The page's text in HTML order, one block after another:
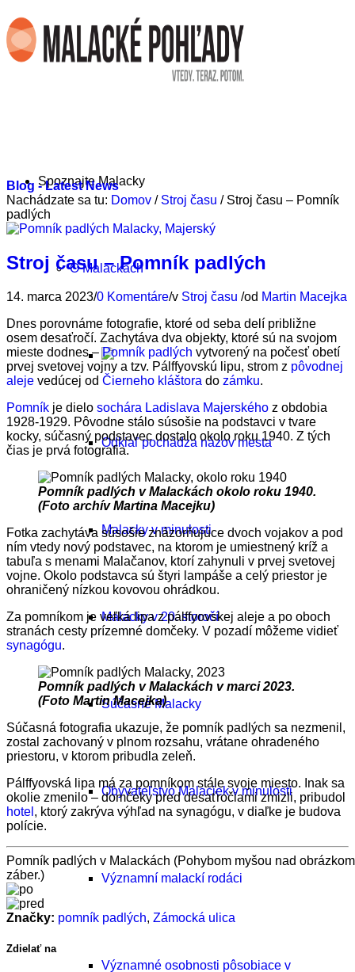
Spoznajte Malacky
O Malackách
Odkiaľ pochádza názov mesta
Malacky v minulosti
Malacky v 20. storočí
Súčasné Malacky
Obyvateľstvo Malaciek v minulosti
Významní malackí rodáci
Významné osobnosti pôsobiace v
Blog - Latest News
Nachádzate sa tu: Domov / Stroj času / Stroj času – Pomník
padlých
Stroj času – Pomník padlých
14. marca 2023/0 Komentáre/v Stroj času /od Martin Macejka
Dnes porovnáme fotografie, ktoré od seba delí približne
osem desaťročí. Zachytáva dva objekty, ktoré sú na svojom
mieste dodnes – Pomník padlých vytvorený na počesť obetí
prvej svetovej vojny a tzv. Pálffyovskú lipu, strom z pôvodnej
aleje vedúcej od Čierneho kláštora do zámku.
Pomník je dielo sochára Ladislava Majerského z obdobia
1928-1929. Pôvodne stálo súsošie na podstavci v tvare
kocky, súčasný podstavec dostalo okolo roku 1940. Z tých
čias je prvá fotografia.
Pomník padlých v Malackách okolo roku 1940.
(Foto archív Martina Macejku)
Fotka zachytáva súsošie znázorňujúce dvoch vojakov a pod
ním vtedy nový podstavec, na ktorom je umiestnený kríž a
tabuľa s menami Malačanov, ktorí zahynuli v prvej svetovej
vojne. Okolo podstavca sú štyri lampáše a celý priestor je
ohraničený nízkou kovovou ohrádkou.
Za pomníkom je veľká lipa z pálffyovskej aleje a po oboch
stranách cesty prízemné domčeky. V pozadí môžeme vidieť
synagógu.
Pomník padlých v Malackách v marci 2023.
(Foto Martin Macejka)
Súčasná fotografia ukazuje, že pomník padlých sa nezmenil,
zostal zachovaný v plnom rozsahu, vrátane ohradeného
priestoru, v ktorom pribudla zeleň.
Pálffyovská lipa má za pomníkom stále svoje miesto. Inak sa
okolie zmenilo – domčeky pred desaťročiami zmizli, pribudol
hotel , ktorý zakrýva výhľad na synagógu, v diaľke je budova
polície.
Pomník padlých v Malackách (Pohybom myšou nad
záber.)
Značky: pomník padlých, Zámocká ulica
Zdielať na